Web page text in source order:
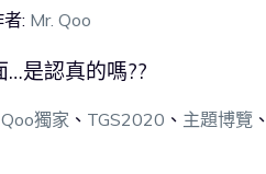
: Mr. Qoo
…是認真的嗎??
Qoo獨家 、 TGS2020 、 主題博覽、